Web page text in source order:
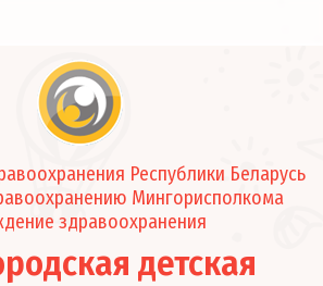
Республики Беларусь
Мингорисполкома
здравоохранения
детская